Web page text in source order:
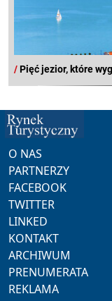
/Pięć jezior, które
O NAS
PARTNERZY
FACEBOOK
TWITTER
LINKED
KONTAKT
ARCHIWUM
PRENUMERATA
REKLAMA